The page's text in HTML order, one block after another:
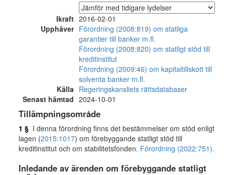
Ikraft 2016-02-01
Upphäver Förordning (2008:819) om statliga
garantier till banker m.fl.
Förordning (2008:820) om statligt stöd till
kreditinstitut
Förordning (2009:46) om kapitaltillskott till
solventa banker m.fl.
Källa Regeringskansliets rättsdatabaser
Senast hämtad 2024-10-01
Tillämpningsområde
1 § I denna förordning finns det bestämmelser om stöd enligt
lagen (2015:1017) om förebyggande statligt stöd till
kreditinstitut och om stabilitetsfonden. Förordning (2022:751).
Inledande av ärenden om förebyggande statligt